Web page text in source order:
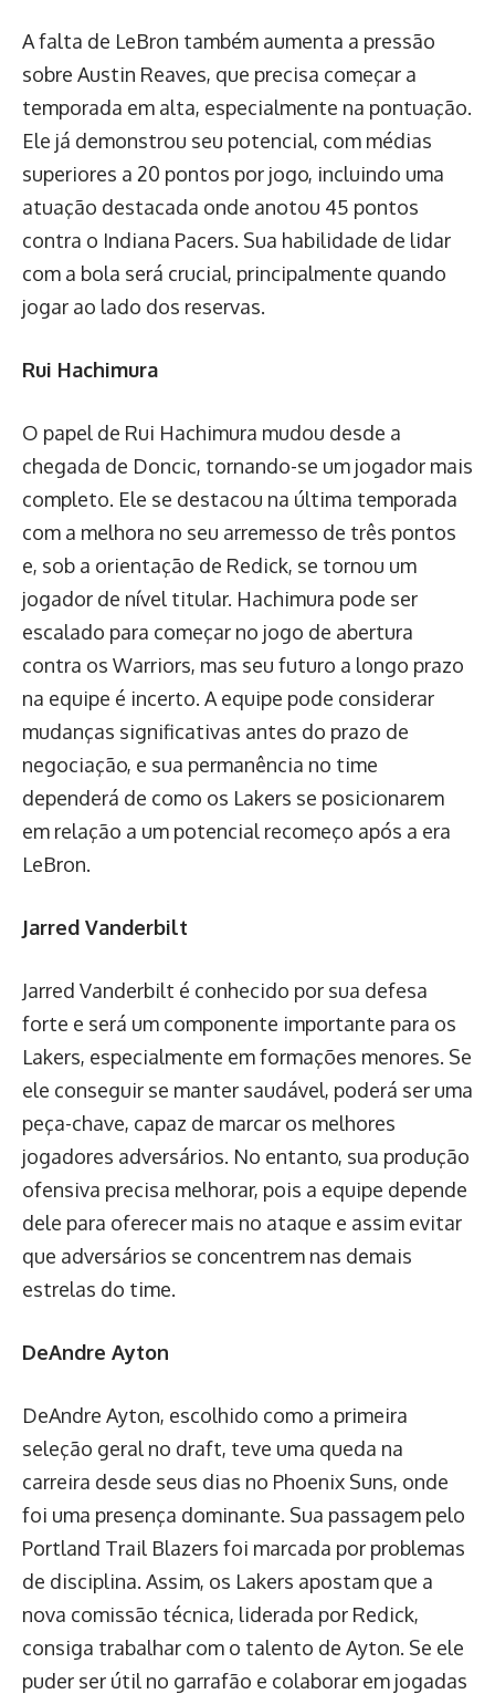
A falta de LeBron também aumenta a pressão
sobre Austin Reaves, que precisa começar a
temporada em alta, especialmente na pontuação.
Ele já demonstrou seu potencial, com médias
superiores a 20 pontos por jogo, incluindo uma
atuação destacada onde anotou 45 pontos
contra o Indiana Pacers. Sua habilidade de lidar
com a bola será crucial, principalmente quando
jogar ao lado dos reservas.
Rui Hachimura
O papel de Rui Hachimura mudou desde a
chegada de Doncic, tornando-se um jogador mais
completo. Ele se destacou na última temporada
com a melhora no seu arremesso de três pontos
e, sob a orientação de Redick, se tornou um
jogador de nível titular. Hachimura pode ser
escalado para começar no jogo de abertura
contra os Warriors, mas seu futuro a longo prazo
na equipe é incerto. A equipe pode considerar
mudanças significativas antes do prazo de
negociação, e sua permanência no time
dependerá de como os Lakers se posicionarem
em relação a um potencial recomeço após a era
LeBron.
Jarred Vanderbilt
Jarred Vanderbilt é conhecido por sua defesa
forte e será um componente importante para os
Lakers, especialmente em formações menores. Se
ele conseguir se manter saudável, poderá ser uma
peça-chave, capaz de marcar os melhores
jogadores adversários. No entanto, sua produção
ofensiva precisa melhorar, pois a equipe depende
dele para oferecer mais no ataque e assim evitar
que adversários se concentrem nas demais
estrelas do time.
DeAndre Ayton
DeAndre Ayton, escolhido como a primeira
seleção geral no draft, teve uma queda na
carreira desde seus dias no Phoenix Suns, onde
foi uma presença dominante. Sua passagem pelo
Portland Trail Blazers foi marcada por problemas
de disciplina. Assim, os Lakers apostam que a
nova comissão técnica, liderada por Redick,
consiga trabalhar com o talento de Ayton. Se ele
puder ser útil no garrafão e colaborar em jogadas